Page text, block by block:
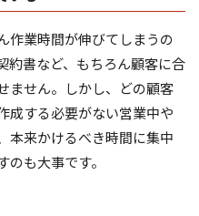
作業時間が伸びてしまうの
約書など、もちろん顧客に合
ません。しかし、どの顧客
成する必要がない営業中や
本来かけるべき時間に集中
も大事です。